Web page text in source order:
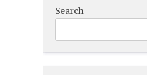
Search